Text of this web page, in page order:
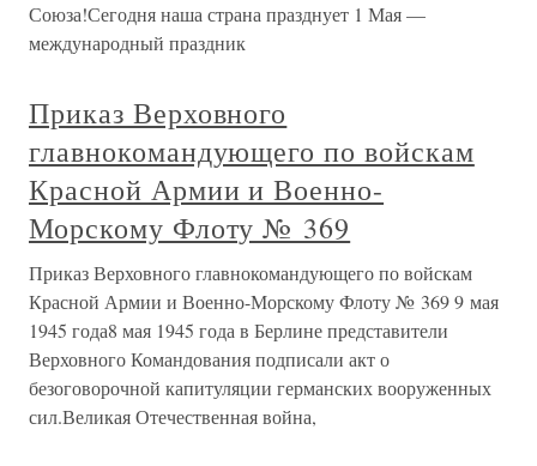
Союза!Сегодня наша страна празднует 1 Мая —
международный праздник
Приказ Верховного
главнокомандующего по войскам
Красной Армии и Военно-
Морскому Флоту № 369
Приказ Верховного главнокомандующего по войскам
Красной Армии и Военно-Морскому Флоту № 369 9 мая
1945 года8 мая 1945 года в Берлине представители
Верховного Командования подписали акт о
безоговорочной капитуляции германских вооруженных
сил.Великая Отечественная война,